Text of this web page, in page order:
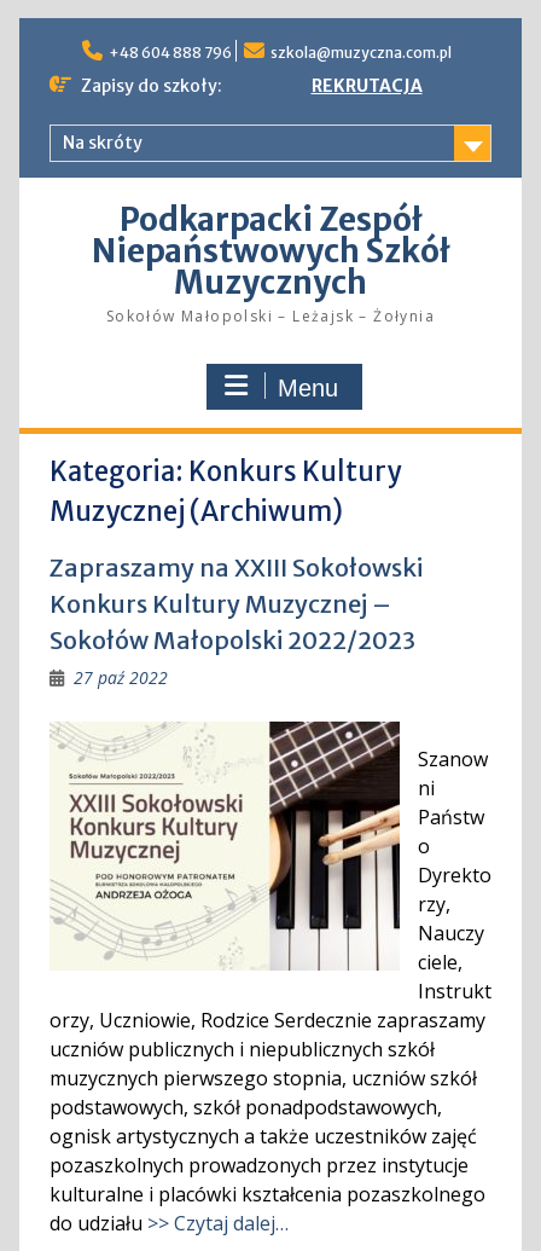
content
+48 604 888 796 szkola@muzyczna.com.pl
Zapisy do szkoły: REKRUTACJA
Na skróty
Podkarpacki Zespół
Niepaństwowych Szkół
Muzycznych
Sokołów Małopolski – Leżajsk – Żołynia
Menu
Kategoria: Konkurs Kultury
Muzycznej (Archiwum)
Zapraszamy na XXIII Sokołowski
Konkurs Kultury Muzycznej –
Sokołów Małopolski 2022/2023
27 paź 2022
Szanow
ni
Państw
o
Dyrekto
rzy,
Nauczy
ciele,
Instrukt
orzy, Uczniowie, Rodzice Serdecznie zapraszamy
uczniów publicznych i niepublicznych szkół
muzycznych pierwszego stopnia, uczniów szkół
podstawowych, szkół ponadpodstawowych,
ognisk artystycznych a także uczestników zajęć
pozaszkolnych prowadzonych przez instytucje
kulturalne i placówki kształcenia pozaszkolnego
do udziału >> Czytaj dalej…